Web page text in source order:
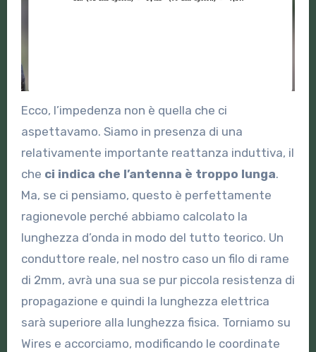
Ecco, l’impedenza non è quella che ci
aspettavamo. Siamo in presenza di una
relativamente importante reattanza induttiva, il
che ci indica che l’antenna è troppo lunga.
Ma, se ci pensiamo, questo è perfettamente
ragionevole perché abbiamo calcolato la
lunghezza d’onda in modo del tutto teorico. Un
conduttore reale, nel nostro caso un filo di rame
di 2mm, avrà una sua se pur piccola resistenza di
propagazione e quindi la lunghezza elettrica
sarà superiore alla lunghezza fisica. Torniamo su
Wires e accorciamo, modificando le coordinate